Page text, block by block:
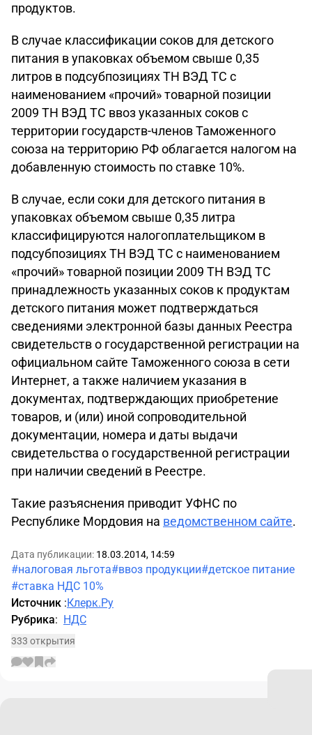
продуктов.
В случае классификации соков для детского
питания в упаковках объемом свыше 0,35
литров в подсубпозициях ТН ВЭД ТС с
наименованием «прочий» товарной позиции
2009 ТН ВЭД ТС ввоз указанных соков с
территории государств-членов Таможенного
союза на территорию РФ облагается налогом на
добавленную стоимость по ставке 10%.
В случае, если соки для детского питания в
упаковках объемом свыше 0,35 литра
классифицируются налогоплательщиком в
подсубпозициях ТН ВЭД ТС с наименованием
«прочий» товарной позиции 2009 ТН ВЭД ТС
принадлежность указанных соков к продуктам
детского питания может подтверждаться
сведениями электронной базы данных Реестра
свидетельств о государственной регистрации на
официальном сайте Таможенного союза в сети
Интернет, а также наличием указания в
документах, подтверждающих приобретение
товаров, и (или) иной сопроводительной
документации, номера и даты выдачи
свидетельства о государственной регистрации
при наличии сведений в Реестре.
Такие разъяснения приводит УФНС по
Республике Мордовия на ведомственном сайте.
Дата публикации: 18.03.2014, 14:59
#налоговая льгота#ввоз продукции#детское питание
#ставка НДС 10%
Источник :Клерк.Ру
Рубрика: НДС
333 открытия